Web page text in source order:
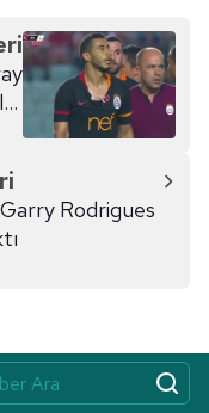
Rodrigues